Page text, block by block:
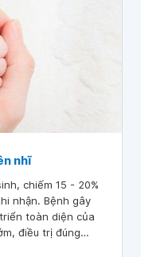
nhĩ
chiếm 15 - 20%
nhận. Bệnh gây
toàn diện của
điều trị đúng